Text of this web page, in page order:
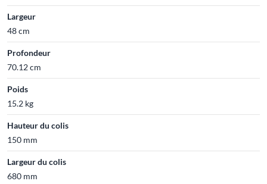
Largeur
48 cm
Profondeur
70.12 cm
Poids
15.2 kg
Hauteur du colis
150 mm
Largeur du colis
680 mm